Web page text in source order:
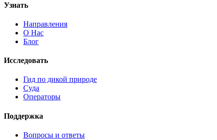
Узнать
Направления
О Нас
Блог
Исследовать
Гид по дикой природе
Суда
Операторы
Поддержка
Вопросы и ответы